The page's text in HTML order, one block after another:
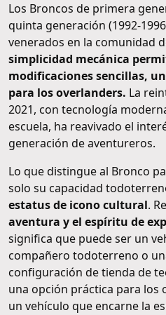
Los Broncos de primera
quinta generación (1992-
venerados en la comunidad
simplicidad mecánica
modificaciones sencillas,
para los overlanders. La
2021, con tecnología
escuela, ha reavivado el
generación de aventureros.
Lo que distingue al Bronco
solo su capacidad
estatus de icono cultural.
aventura y el espíritu de
significa que puede ser un
compañero todoterreno o
configuración de tienda de
una opción práctica para los
un vehículo que encarne la